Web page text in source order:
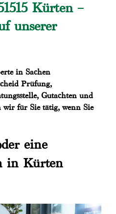
Kürten –
unserer
in Sachen
Prüfung,
Gutachten und
wir für Sie tätig, wenn Sie
eine
in Kürten